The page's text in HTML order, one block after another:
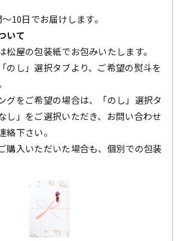
10日でお届けします。
いて
松屋の包装紙でお包みいたします。
のし」選択タブより、ご希望の熨斗を
グをご希望の場合は、「のし」選択タ
し」をご選択いただき、お問い合わせ
絡下さい。
購入いただいた場合も、個別での包装